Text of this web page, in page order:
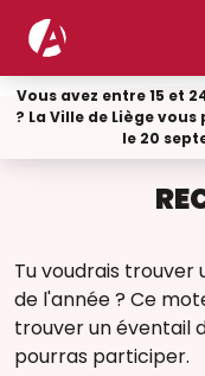
Vous avez entre 15 et
? La Ville de Liège
le 20
Tu voudrais trouver
de l'année ? Ce
trouver un éventail
pourras participer.